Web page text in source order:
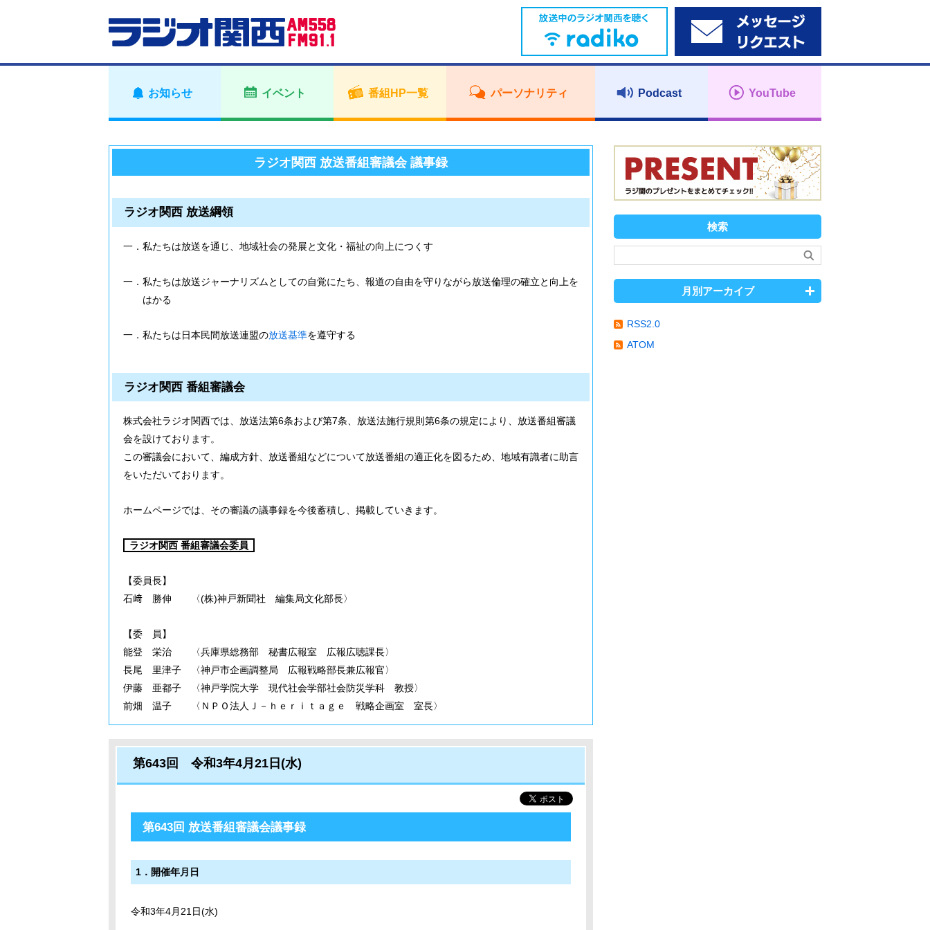
お知らせ イベント 番組HP一覧 パーソナリティ Podcast YouTube
ラジオ関西 放送番組審議会 議事録
ラジオ関西 放送綱領
一．私たちは放送を通じ、地域社会の発展と文化・福祉の向上につくす
一．私たちは放送ジャーナリズムとしての自覚にたち、報道の自由を守りながら放送倫理の確立と向上を
はかる
一．私たちは日本民間放送連盟の放送基準を遵守する
ラジオ関西 番組審議会
株式会社ラジオ関西では、放送法第6条および第7条、放送法施行規則第6条の規定により、放送番組審議
会を設けております。
この審議会において、編成方針、放送番組などについて放送番組の適正化を図るため、地域有識者に助言
をいただいております。
ホームページでは、その審議の議事録を今後蓄積し、掲載していきます。
ラジオ関西 番組審議会委員
【委員長】
石﨑 勝伸 〈(株)神戸新聞社 編集局文化部長〉
【委 員】
能登 栄治 〈兵庫県総務部 秘書広報室 広報広聴課長〉
長尾 里津子 〈神戸市企画調整局 広報戦略部長兼広報官〉
伊藤 亜都子 〈神戸学院大学 現代社会学部社会防災学科 教授〉
前畑 温子 〈ＮＰＯ法人Ｊ－ｈｅｒｉｔａｇｅ 戦略企画室 室長〉
第643回 令和3年4月21日(水)
第643回 放送番組審議会議事録
開催年月日
令和3年4月21日(水)
検索
月別アーカイブ
RSS2.0
ATOM